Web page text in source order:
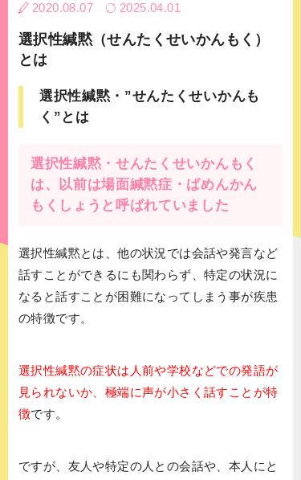
2020.08.07 2025.04.01
選択性緘黙（せんたくせいかんもく）
とは
選択性緘黙・”せんたくせいかんも
く”とは
選択性緘黙・せんたくせいかんもく
は、以前は場面緘黙症・ばめんかん
もくしょうと呼ばれていました
選択性緘黙とは、他の状況では会話や発言など
話すことができるにも関わらず、特定の状況に
なると話すことが困難になってしまう事が疾患
の特徴です。
選択性緘黙の症状は人前や学校などでの発語が
見られないか、極端に声が小さく話すことが特
徴です。
ですが、友人や特定の人との会話や、本人にと